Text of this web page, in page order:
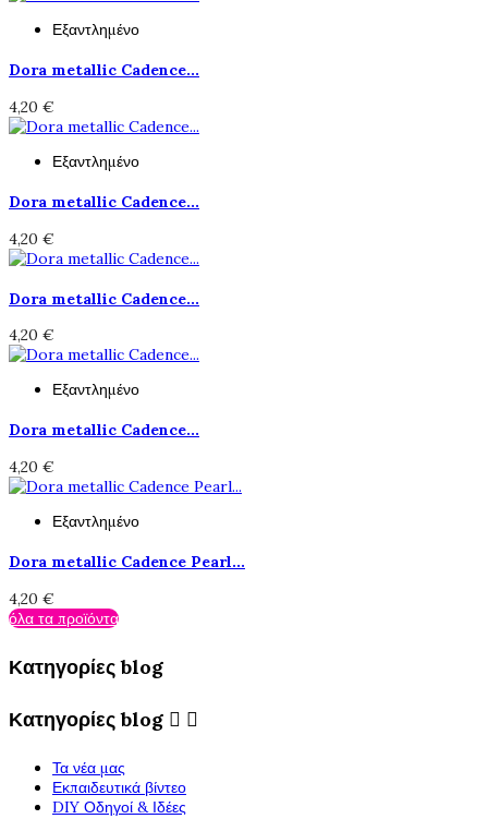
Εξαντλημένο
Dora metallic Cadence...
4,20 €
Εξαντλημένο
Dora metallic Cadence...
4,20 €
Dora metallic Cadence...
4,20 €
Εξαντλημένο
Dora metallic Cadence...
4,20 €
Εξαντλημένο
Dora metallic Cadence Pearl...
4,20 €
όλα τα προϊόντα
Κατηγορίες blog
Κατηγορίες blog  
Τα νέα μας
Εκπαιδευτικά βίντεο
DIY Οδηγοί & Ιδέες